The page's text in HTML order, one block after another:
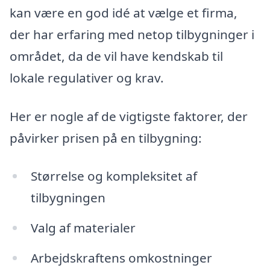
kan være en god idé at vælge et firma,
der har erfaring med netop tilbygninger i
området, da de vil have kendskab til
lokale regulativer og krav.
Her er nogle af de vigtigste faktorer, der
påvirker prisen på en tilbygning:
Størrelse og kompleksitet af
tilbygningen
Valg af materialer
Arbejdskraftens omkostninger